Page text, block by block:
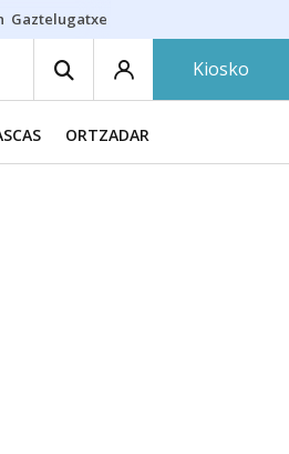
Gaztelugatxe
Kiosko
ORTZADAR